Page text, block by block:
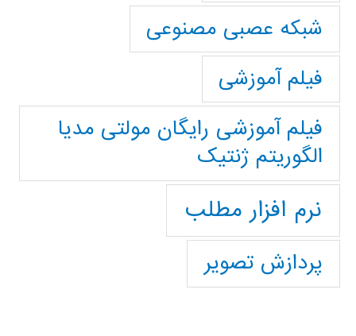
شبکه عصبی مصنوعی
فیلم آموزشی
فیلم آموزشی رایگان مولتی مدیا
الگوریتم ژنتیک
نرم افزار مطلب
پردازش تصویر